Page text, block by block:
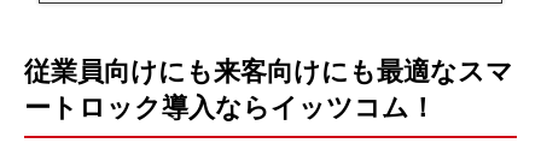
従業員向けにも来客向けにも最適なスマ
ートロック導入ならイッツコム！